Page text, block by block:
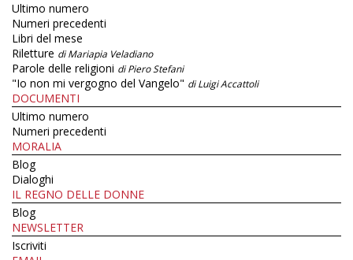
Ultimo numero
Numeri precedenti
Libri del mese
Riletture di Mariapia Veladiano
Parole delle religioni di Piero Stefani
"Io non mi vergogno del Vangelo" di Luigi Accattoli
DOCUMENTI
Ultimo numero
Numeri precedenti
MORALIA
Blog
Dialoghi
IL REGNO DELLE DONNE
Blog
NEWSLETTER
Iscriviti